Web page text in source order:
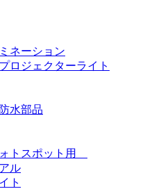
ネーション
ロジェクターライト
水部品
トスポット用
ル
ト